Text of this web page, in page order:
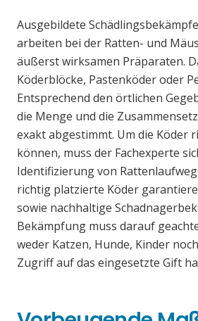
Ausgebildete
arbeiten bei der Ratten- und
äußerst wirksamen Präparaten.
Köderblöcke, Pastenköder oder
Entsprechend den örtlichen
die Menge und die
exakt abgestimmt. Um die Köder
können, muss der Fachexperte
Identifizierung von
richtig platzierte Köder
sowie nachhaltige
Bekämpfung muss darauf
weder Katzen, Hunde, Kinder
Zugriff auf das eingesetzte Gift